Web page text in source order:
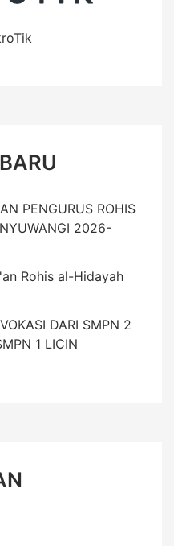
PENGURUS ROHIS
2026-
Rohis al-Hidayah
DARI SMPN 2
1 LICIN